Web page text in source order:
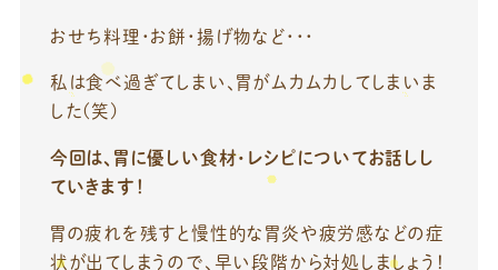
おせち料理・お餅・揚げ物など・・・
私は食べ過ぎてしまい、胃がムカムカしてしまいま
した(笑)
今回は、胃に優しい食材・レシピについてお話しし
ていきます！
胃の疲れを残すと慢性的な胃炎や疲労感などの症
状が出てしまうので、早い段階から対処しましょう！